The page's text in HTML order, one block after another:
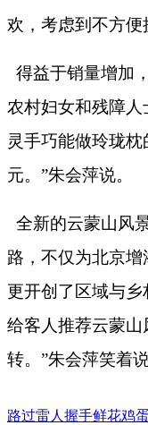
欢，考虑到不方便
得益于销量增加
农村妇女和残障
灵手巧能做玲珑
元。”朱会萍说。
全新的云蒙山风
路，不仅为北京增
更开创了区域与乡
给客人推荐云蒙
转。”朱会萍笑着
路过雷人 握手鲜花鸡蛋